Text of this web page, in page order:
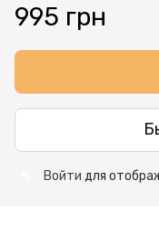
995 грн
Войти для